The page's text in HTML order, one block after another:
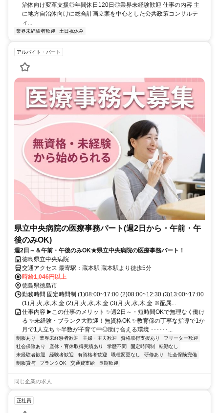
治体向け変革支援◎年間休日120日◎業界未経験歓迎 仕事の内容 主
に地方自治体向けに総合計画立案を中心とした公共政策コンサルテ
ィ...
業界未経験者歓迎 土日祝休み
アルバイト・パート
県立中央病院の医療事務パート(週2日から・午前・午
後のみOK)
週2日～＆午前・午後のみOK★県立中央病院の医療事務パート！
徳島県立中央病院
交通アクセス 最寄駅：蔵本駅 蔵本駅より徒歩5分
時給1,046円以上
徳島県徳島市
勤務時間 固定時間制 (1)08:00~17:00 (2)08:00~12:30 (3)13:00~17:00
(1)月,火,水,木,金 (2)月,火,水,木,金 (3)月,火,水,木,金 ※配属...
仕事内容 ▶️この仕事のメリット ✨週2日～・短時間OKで無理なく働け
る ✨未経験・ブランク大歓迎！無資格OK ✨教育係の丁寧な指導で1か
月で1人立ち ✨半数が子育て中◎助け合える環境 ･･････...
制服あり 業界未経験者歓迎 主婦・主夫歓迎 資格取得支援あり
フリーター歓迎
社会保険あり
産休・育休取得実績あり 学歴不問 固定時間制
転勤なし
未経験者歓迎
経験者歓迎 有資格者歓迎 職種変更なし 研修あり
社会保険完備
制服貸与
ブランクOK 交通費支給 長期歓迎
同じ企業の求人
正社員